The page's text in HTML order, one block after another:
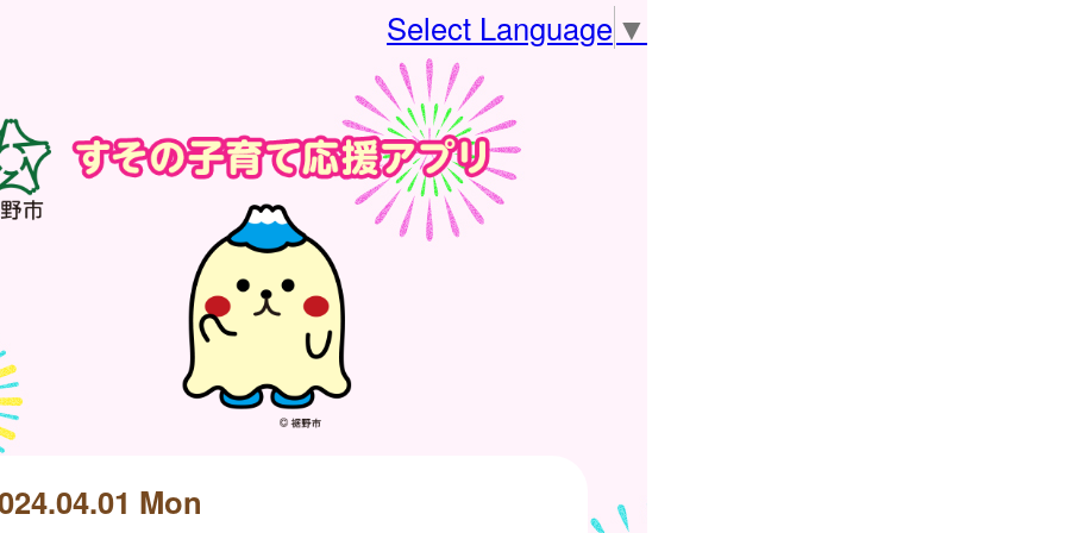
Select Language ▼
Mon